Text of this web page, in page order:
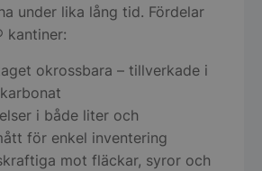
under lika lång tid. Fördelar
kantiner:
okrossbara – tillverkade i
i både liter och
för enkel inventering
mot fläckar, syror och